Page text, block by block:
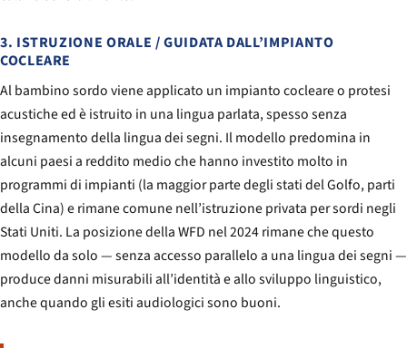
3. ISTRUZIONE ORALE / GUIDATA DALL’IMPIANTO
COCLEARE
Al bambino sordo viene applicato un impianto cocleare o protesi
acustiche ed è istruito in una lingua parlata, spesso senza
insegnamento della lingua dei segni. Il modello predomina in
alcuni paesi a reddito medio che hanno investito molto in
programmi di impianti (la maggior parte degli stati del Golfo, parti
della Cina) e rimane comune nell’istruzione privata per sordi negli
Stati Uniti. La posizione della WFD nel 2024 rimane che questo
modello da solo — senza accesso parallelo a una lingua dei segni —
produce danni misurabili all’identità e allo sviluppo linguistico,
anche quando gli esiti audiologici sono buoni.